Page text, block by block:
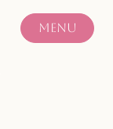
MENU